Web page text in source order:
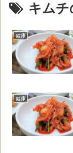
キムチ
健康
健康